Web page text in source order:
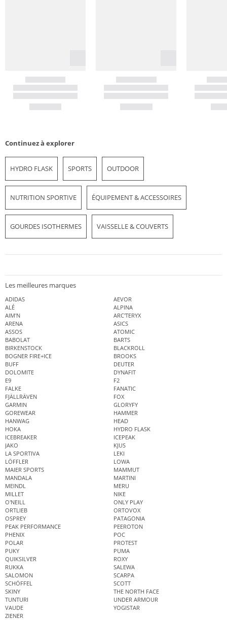
Continuez à explorer
HYDRO FLASK SPORTS OUTDOOR
NUTRITION SPORTIVE ÉQUIPEMENT & ACCESSOIRES
GOURDES ISOTHERMES VAISSELLE & COUVERTS
Les meilleures marques
ADIDAS
AEVOR
ALÉ
ALPINA
AIM'N
ARC'TERYX
ARENA
ASICS
ASSOS
ATOMIC
BABOLAT
BARTS
BIRKENSTOCK
BLACKROLL
BOGNER FIRE+ICE
BROOKS
BUFF
DEUTER
DOLOMITE
DYNAFIT
E9
F2
FALKE
FANATIC
FJÄLLRÄVEN
FOX
GARMIN
GLORYFY
GOREWEAR
HAMMER
HANWAG
HEAD
HOKA
HYDRO FLASK
ICEBREAKER
ICEPEAK
JAKO
KJUS
LA SPORTIVA
LEKI
LÖFFLER
LOWA
MAIER SPORTS
MAMMUT
MANDALA
MARTINI
MEINDL
MERU
MILLET
NIKE
O'NEILL
ONLY PLAY
ORTLIEB
ORTOVOX
OSPREY
PATAGONIA
PEAK PERFORMANCE
PEEROTON
PHENIX
POC
POLAR
PROTEST
PUKY
PUMA
QUIKSILVER
ROXY
RUKKA
SALEWA
SALOMON
SCARPA
SCHÖFFEL
SCOTT
SKINY
THE NORTH FACE
TUNTURI
UNDER ARMOUR
VAUDE
YOGISTAR
ZIENER